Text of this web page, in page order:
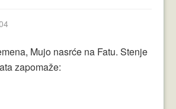
Mujo nasrće na Fatu. Stenje
zapomaže: